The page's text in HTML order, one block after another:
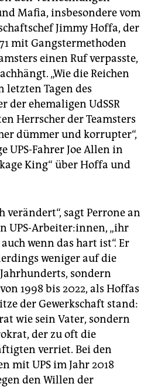
Mafia, insbesondere vom
Jimmy Hoffa, der
mit Gangstermethoden
einen Ruf verpasste,
„Wie die Reichen
Tagen des
der ehemaligen UdSSR
Herrscher der Teamsters
dümmer und korrupter“,
UPS-Fahrer Joe Allen in
King“ über Hoffa und
verändert“, sagt Perrone an
UPS-Arbeiter:innen, „ihr
wenn das hart ist“. Er
weniger auf die
sondern
1998 bis 2022, als Hoffas
der Gewerkschaft stand:
wie sein Vater, sondern
der zu oft die
verriet. Bei den
mit UPS im Jahr 2018
den Willen der